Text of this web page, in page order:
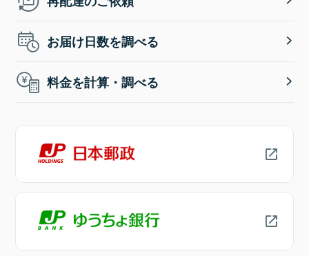
お届け日数を調べる
料金を計算・調べる